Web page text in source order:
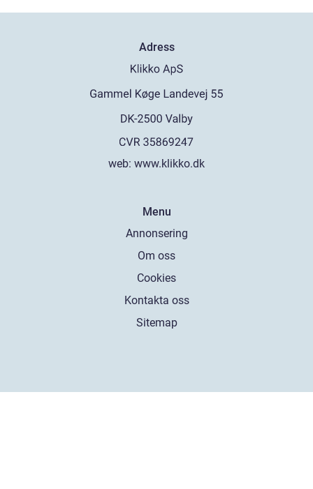
Adress
web: www.klikko.dk
Menu
Annonsering
Om oss
Cookies
Kontakta oss
Sitemap